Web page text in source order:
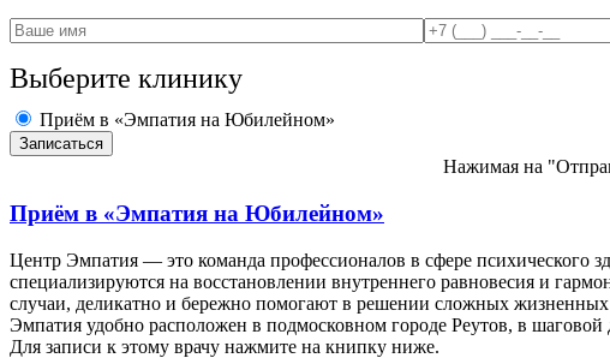
Выберите клинику
Приём в «Эмпатия на Юбилейном»
Нажимая на
Приём в «Эмпатия на Юбилейном»
Центр Эмпатия — это команда профессионалов в сфере психического
специализируются на восстановлении внутреннего равновесия и
случаи, деликатно и бережно помогают в решении сложных
Эмпатия удобно расположен в подмосковном городе Реутов, в шаговой
Для записи к этому врачу нажмите на книпку ниже.